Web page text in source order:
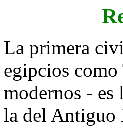
La primera
egipcios
modernos -
la del Antiguo